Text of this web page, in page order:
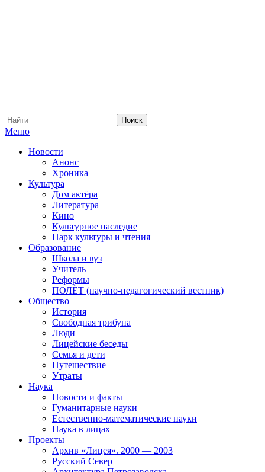
Меню
Новости
Анонс
Хроника
Культура
Дом актёра
Литература
Кино
Культурное наследие
Парк культуры и чтения
Образование
Школа и вуз
Учитель
Реформы
ПОЛЁТ (научно-педагогический вестник)
Общество
История
Свободная трибуна
Люди
Лицейские беседы
Семья и дети
Путешествие
Утраты
Наука
Новости и факты
Гуманитарные науки
Естественно-математические науки
Наука в лицах
Проекты
Архив «Лицея». 2000 — 2003
Русский Север